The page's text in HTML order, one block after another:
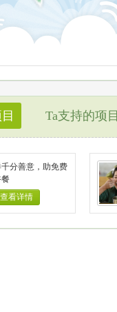
Ta支持的项目
分善意，助免费
查看详情